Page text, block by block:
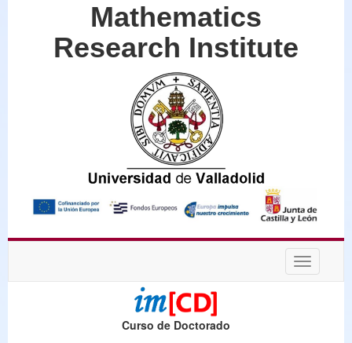
Mathematics
Research Institute
Desplegar
Curso de Doctorado